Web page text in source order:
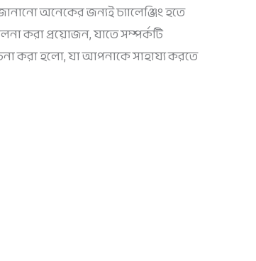
অনেকের জন্যই চ্যালেঞ্জিং হতে
করা প্রয়োজন, যাতে সম্পর্কটি
করা হলো, যা আপনাকে সাহায্য করতে